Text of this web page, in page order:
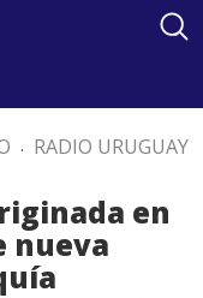
. RADIO URUGUAY
en
nueva